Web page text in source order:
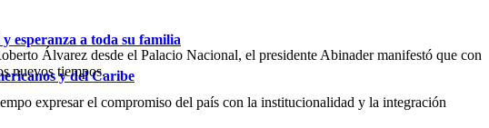
esperanza a toda su familia
y del Caribe
Álvarez desde el Palacio Nacional, el presidente Abinader manifestó que con
nuevos tiempos.
expresar el compromiso del país con la institucionalidad y la integración